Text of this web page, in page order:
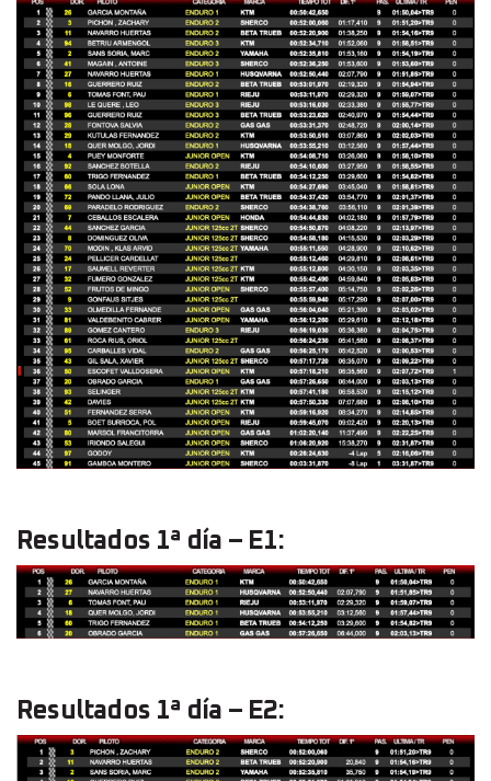
Resultados 1ª día – E1:
Resultados 1ª día – E2: